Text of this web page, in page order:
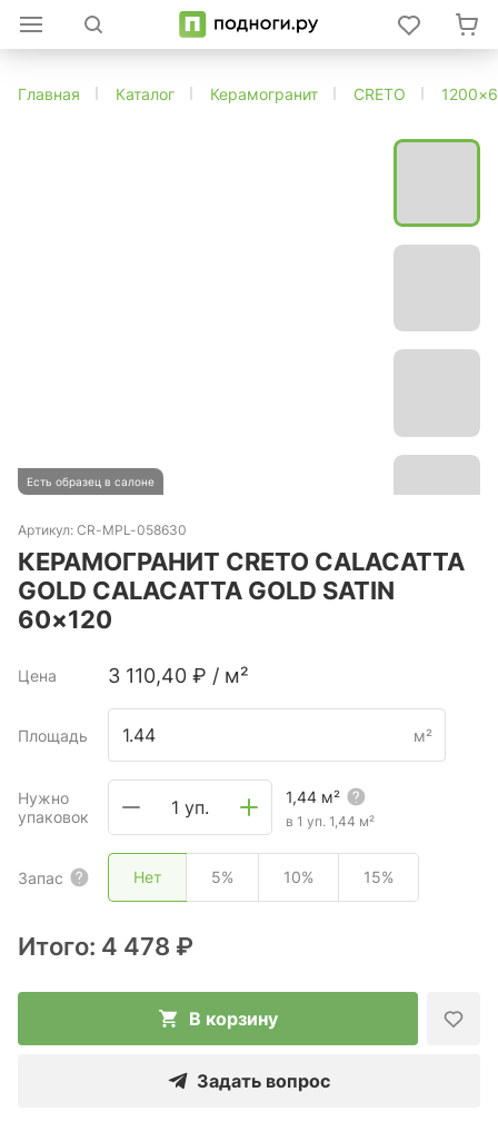
Главная Каталог Керамогранит CRETO
Есть образец в салоне
Артикул: CR-MPL-058630
КЕРАМОГРАНИТ CRETO CALACATTA
GOLD CALACATTA GOLD SATIN
60×120
Цена 3 110,40 ₽ / м²
Площадь м²
Нужно
упаковок
1 уп. 1,44 м²
в 1 уп. 1,44 м²
Запас Нет 5% 10% 15%
Итого: 4 478 ₽
В корзину
Задать вопрос